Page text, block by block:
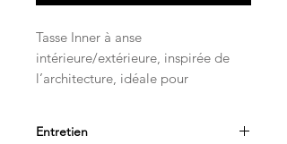
Tasse Inner à anse
intérieure/extérieure, inspirée de
l’architecture, idéale pour
minimaliste et singulier, pensée
Entretien